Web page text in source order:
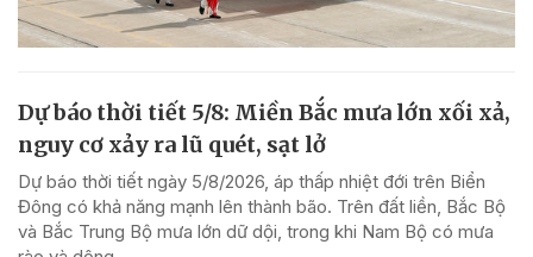
Dự báo thời tiết 5/8: Miền Bắc mưa lớn xối xả,
nguy cơ xảy ra lũ quét, sạt lở
Dự báo thời tiết ngày 5/8/2026, áp thấp nhiệt đới trên Biển
Đông có khả năng mạnh lên thành bão. Trên đất liền, Bắc Bộ
và Bắc Trung Bộ mưa lớn dữ dội, trong khi Nam Bộ có mưa